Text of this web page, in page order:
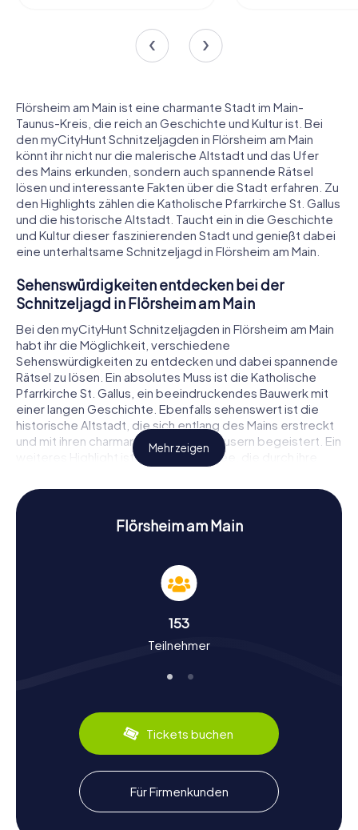
Flörsheim am Main ist eine charmante Stadt im Main-
Taunus-Kreis, die reich an Geschichte und Kultur ist. Bei
den myCityHunt Schnitzeljagden in Flörsheim am Main
könnt ihr nicht nur die malerische Altstadt und das Ufer
des Mains erkunden, sondern auch spannende Rätsel
lösen und interessante Fakten über die Stadt erfahren. Zu
den Highlights zählen die Katholische Pfarrkirche St. Gallus
und die historische Altstadt. Taucht ein in die Geschichte
und Kultur dieser faszinierenden Stadt und genießt dabei
eine unterhaltsame Schnitzeljagd in Flörsheim am Main.
Sehenswürdigkeiten entdecken bei der
Schnitzeljagd in Flörsheim am Main
Bei den myCityHunt Schnitzeljagden in Flörsheim am Main
habt ihr die Möglichkeit, verschiedene
Sehenswürdigkeiten zu entdecken und dabei spannende
Rätsel zu lösen. Ein absolutes Muss ist die Katholische
Pfarrkirche St. Gallus, ein beeindruckendes Bauwerk mit
einer langen Geschichte. Ebenfalls sehenswert ist die
historische Altstadt, die sich entlang des Mains erstreckt
und mit ihren charmanten Fachwerkhäusern begeistert. Ein
weiteres Highlight ist die Ata-Moschee, die durch ihre
Während ihr diese und andere Sehenswürdigkeiten
erkundet, müsst ihr knifflige Aufgaben lösen, die eure
Teamarbeit und Kreativität fordern.
Flörsheim am Main erleben
Die myCityHunt Schnitzeljagden in Flörsheim am Main
Geschichte und Kultur der Stadt zu erfahren. Flörsheim
wurde erstmals im Jahr 828 urkundlich erwähnt und hat
zum Beispiel, dass Flörsheim im Mittelalter stark befestigt
Oder dass die Stadt während des Dreißigjährigen Krieges
verwüstet wurde? Diese und viele weitere interessante
Fakten erfahrt ihr während der Schnitzeljagd. Außerdem
könnt ihr lokale kulinarische Spezialitäten wie den
Flörsheimer Wein genießen, der in den umliegenden
Weinbergen angebaut wird.
Nach der Schnitzeljagd in Flörsheim am Main
Mehr zeigen
Flörsheim am Main
153
Teilnehmer
Tickets buchen
Für Firmenkunden